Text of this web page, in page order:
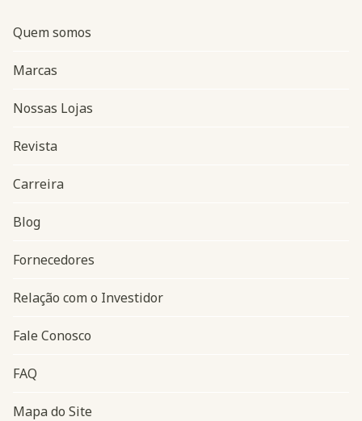
Navegação do rodapé
Quem somos
Marcas
Nossas Lojas
Revista
Carreira
Blog
Fornecedores
Relação com o Investidor
Fale Conosco
FAQ
Mapa do Site